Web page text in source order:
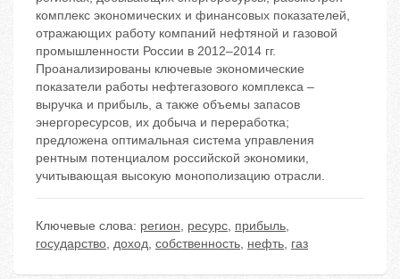
комплекс экономических и финансовых показателей,
отражающих работу компаний нефтяной и газовой
промышленности России в 2012–2014 гг.
Проанализированы ключевые экономические
показатели работы нефтегазового комплекса –
выручка и прибыль, а также объемы запасов
энергоресурсов, их добыча и переработка;
предложена оптимальная система управления
рентным потенциалом российской экономики,
учитывающая высокую монополизацию отрасли.
Ключевые слова: регион, ресурс, прибыль,
государство, доход, собственность, нефть, газ